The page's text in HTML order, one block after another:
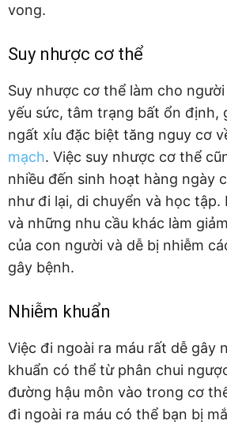
vong.
Suy nhược cơ thể
Suy nhược cơ thể làm cho
yếu sức, tâm trạng bất ổn định,
ngất xỉu đặc biệt tăng nguy cơ
mạch. Việc suy nhược cơ thể
nhiều đến sinh hoạt hàng ngày
như đi lại, di chuyển và học tập.
và những nhu cầu khác làm
của con người và dễ bị nhiễm
gây bệnh.
Nhiễm khuẩn
Việc đi ngoài ra máu rất dễ gây
khuẩn có thể từ phân chui
đường hậu môn vào trong cơ
đi ngoài ra máu có thể bạn bị